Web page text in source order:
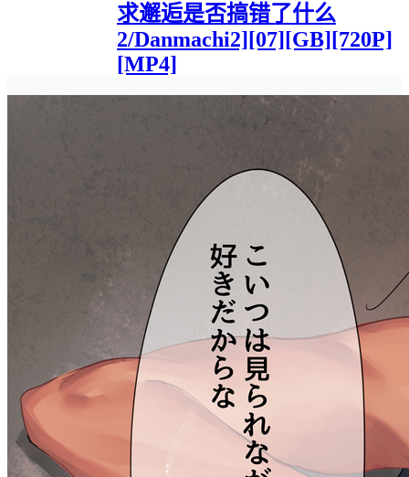
求邂逅是否搞错了什么
2/Danmachi2][07][GB][720P]
[MP4]